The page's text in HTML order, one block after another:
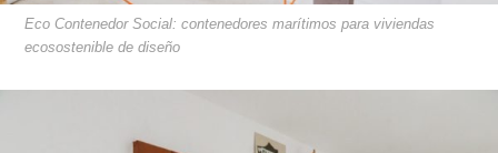
Eco Contenedor Social: contenedores marítimos para viviendas
ecosostenible de diseño